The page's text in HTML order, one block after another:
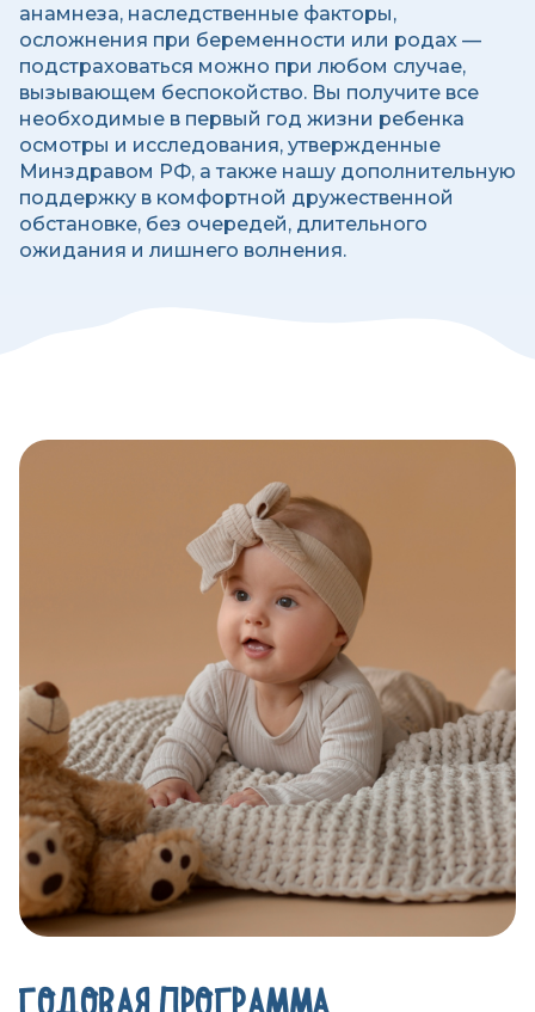
анамнеза, наследственные факторы,
осложнения при беременности или родах —
подстраховаться можно при любом случае,
вызывающем беспокойство. Вы получите все
необходимые в первый год жизни ребенка
осмотры и исследования, утвержденные
Минздравом РФ, а также нашу дополнительную
поддержку в комфортной дружественной
обстановке, без очередей, длительного
ожидания и лишнего волнения.